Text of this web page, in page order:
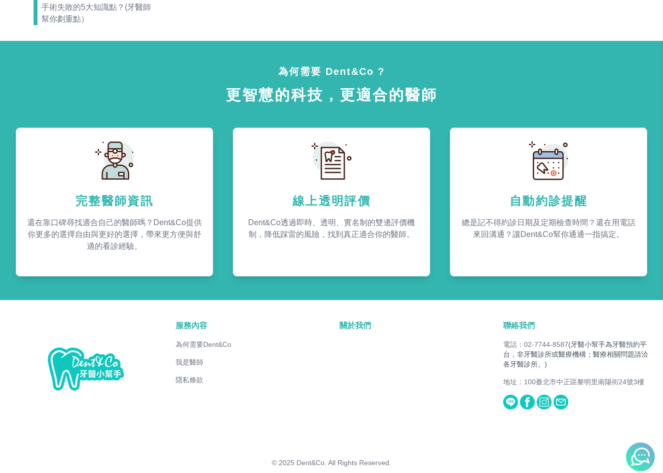
手術失敗的5大知識點？(牙醫師
幫你劃重點）
為何需要 Dent&Co ?
更智慧的科技，更適合的醫師
完整醫師資訊
還在靠口碑尋找適合自己的醫師嗎？Dent&Co提供
你更多的選擇自由與更好的選擇，帶來更方便與舒
適的看診經驗。
線上透明評價
Dent&Co透過即時、透明、實名制的雙邊評價機
制，降低踩雷的風險，找到真正適合你的醫師。
自動約診提醒
總是記不得約診日期及定期檢查時間？還在用電話
來回溝通？讓Dent&Co幫你通通一指搞定。
服務內容
為何需要Dent&Co
我是醫師
隱私條款
關於我們 聯絡我們
電話：02-7744-8587(牙醫小幫手為牙醫預約平
台，非牙醫診所或醫療機構；醫療相關問題請洽
各牙醫診所。)
地址：100臺北市中正區黎明里南陽街24號3樓
© 2025 Dent&Co. All Rights Reserved.